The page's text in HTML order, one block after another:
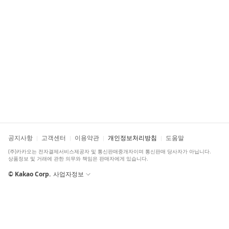
공지사항 고객센터 이용약관 개인정보처리방침 도움말
(주)카카오는 전자결제서비스제공자 및 통신판매중개자이며 통신판매 당사자가 아닙니다.
상품정보 및 거래에 관한 의무와 책임은 판매자에게 있습니다.
© Kakao Corp. 사업자정보